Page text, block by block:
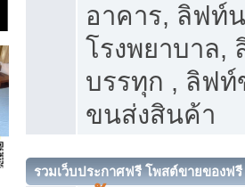
อาคาร, ลิฟท์
โรงพยาบาล,
บรรทุก , ลิฟ
ขนส่งสินค้า
รวมเว็บประกาศฟรี โพสต์ขายของฟรี